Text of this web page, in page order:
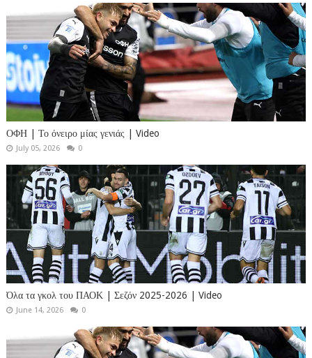
ΟΦΗ | Το όνειρο μίας γενιάς | Video
July 05, 2026 0
Όλα τα γκολ του ΠΑΟΚ | Σεζόν 2025-2026 | Video
June 14, 2026 0